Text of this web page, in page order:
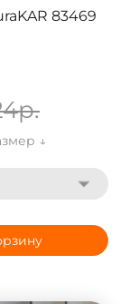
83469
р.
↓